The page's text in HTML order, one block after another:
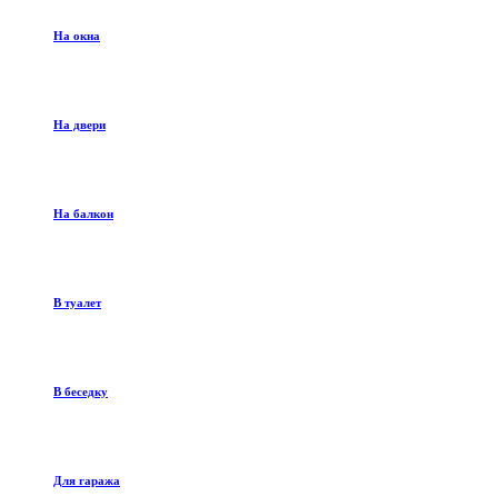
На окна
На двери
На балкон
В туалет
В беседку
Для гаража